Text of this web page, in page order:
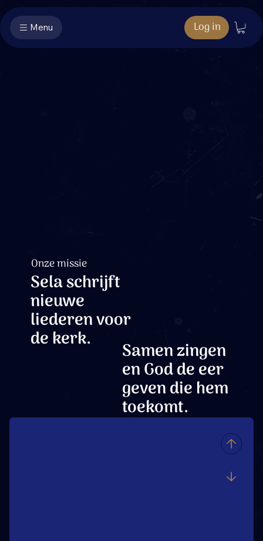
Menu Log in
Samen zingen
en God de eer
geven die hem
toekomt.
Onze missie
Sela schrijft
nieuwe
liederen voor
de kerk.